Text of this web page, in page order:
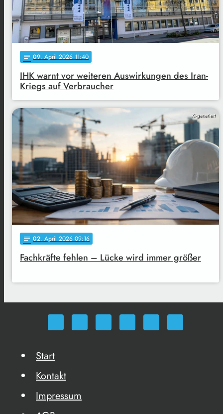
notes 09. April 2026 11:40
IHK warnt vor weiteren Auswirkungen des Iran-
Kriegs auf Verbraucher
KI-generiert
notes 02. April 2026 09:16
Fachkräfte fehlen – Lücke wird immer größer
Start
Kontakt
Impressum